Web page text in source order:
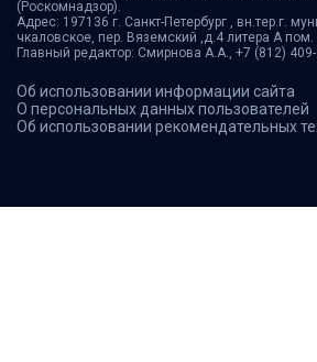
(Роскомнадзор).
Адрес: 197136 г. Санкт-Петербург , вн.тер.г.
чкаловское, пер. Вяземский ,д.4 литера А пом.
Главный редактор: Смирнова А.А., +7 (812)
Об использовании информации сайта
О персональных данных пользователей
Об использовании рекомендательных